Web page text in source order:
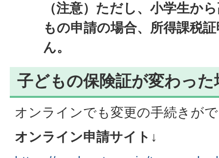
（注意）ただし、小学生か
もの申請の場合、所得課税
ん。
子どもの保険証が変わった
オンラインでも変更の手続きが
オンライン申請サイト↓